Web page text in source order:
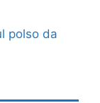
polso da